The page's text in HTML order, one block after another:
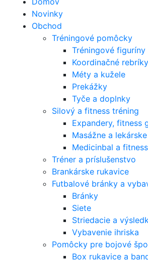
Novinky
Obchod
Tréningové pomôcky
Tréningové
Koordinačné
Méty a kužele
Prekážky
Tyče a doplnky
Silový a fitness tréning
Expandery, fitness
Masážne a
Medicinbal a
Tréner a príslušenstvo
Brankárske rukavice
Futbalové bránky a
Bránky
Siete
Striedacie a
Vybavenie ihriska
Pomôcky pre bojové
Box rukavice a